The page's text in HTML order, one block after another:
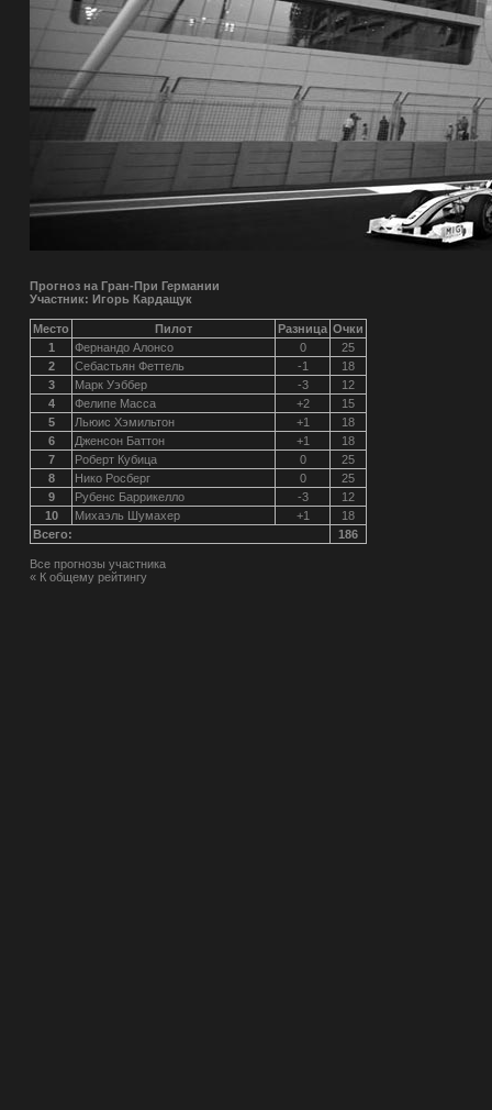
Прогноз на Гран-При Германии
Участник: Игорь Кардащук
Место Пилот Разница Очки
1
Фернандо Алонсо 0
25
2
Себастьян Феттель -1
18
3
Марк Уэббер -3
12
4
Фелипе Масса +2
15
5
Льюис Хэмильтон +1
18
6
Дженсон Баттон +1
18
7
Роберт Кубица 0
25
8
Нико Росберг 0
25
9
Рубенс Баррикелло -3
12
10
Михаэль Шумахер +1
18
Всего:
186
Все прогнозы участника
« К общему рейтингу